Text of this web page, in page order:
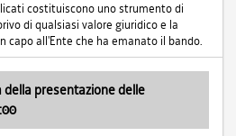
costituiscono uno strumento di
di qualsiasi valore giuridico e la
capo all'Ente che ha emanato il bando.
della presentazione delle